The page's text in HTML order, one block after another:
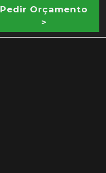
Pedir Orçamento
>